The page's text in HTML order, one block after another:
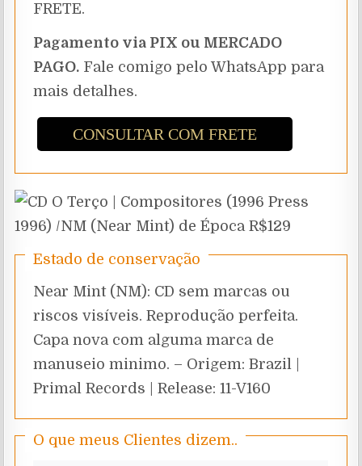
FRETE.
Pagamento via PIX ou MERCADO
PAGO. Fale comigo pelo WhatsApp para
mais detalhes.
CONSULTAR COM FRETE
Estado de conservação
Near Mint (NM): CD sem marcas ou
riscos visíveis. Reprodução perfeita.
Capa nova com alguma marca de
manuseio minimo. – Origem: Brazil |
Primal Records | Release: 11-V160
O que meus Clientes dizem..